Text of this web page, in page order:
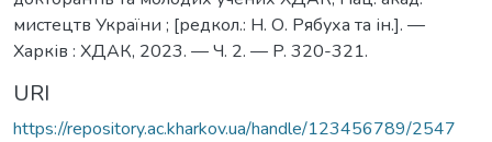
мистецтв України ; [редкол.: Н. О. Рябуха та ін.]. —
Харків : ХДАК, 2023. — Ч. 2. — P. 320-321.
URI
https://repository.ac.kharkov.ua/handle/123456789/2547